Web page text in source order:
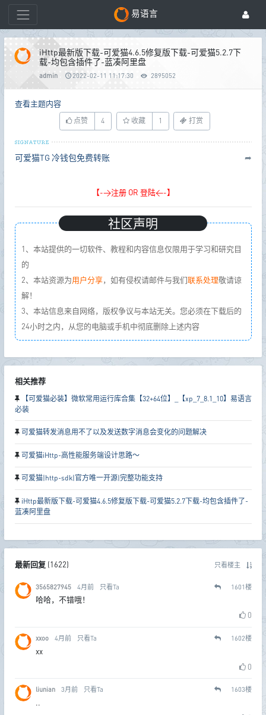
易语言
iHttp最新版下载-可爱猫4.6.5修复版下载-可爱猫5.2.7下
载-均包含插件了-蓝凑阿里盘
admin 2022-02-11 11:17:30 2895052
查看主题内容
点赞 4 收藏 1 打赏
可爱猫TG 冷钱包免费转账 ➦
【->注册 OR 登陆<-】
社区声明
1、本站提供的一切软件、教程和内容信息仅限用于学习和研究目
的
2、本站资源为用户分享，如有侵权请邮件与我们联系处理敬请谅
解！
3、本站信息来自网络，版权争议与本站无关。您必须在下载后的
24小时之内，从您的电脑或手机中彻底删除上述内容
相关推荐
【可爱猫必装】微软常用运行库合集【32+64位】_【xp_7_8.1_10】易语言
必装
可爱猫转发消息用不了以及发送数字消息会变化的问题解决
可爱猫iHttp-高性能服务端设计思路～
可爱猫|http-sdk|官方唯一开源|完整功能支持
iHttp最新版下载-可爱猫4.6.5修复版下载-可爱猫5.2.7下载-均包含插件了-
蓝凑阿里盘
最新回复(1622) 只看楼主
3565827945 4月前 只看Ta 1601楼
哈哈，不错哦！
0
xxoo 4月前 只看Ta 1602楼
xx
0
liunian 3月前 只看Ta 1603楼
..